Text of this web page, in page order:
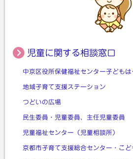
児童に関する相談窓口
中京区役所保健福祉センター子どもは
地域子育て支援ステーション
つどいの広場
民生委員・児童委員、主任児童委員
児童福祉センター（児童相談所）
京都市子育て支援総合センター・こど